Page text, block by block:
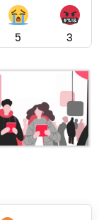
5 3